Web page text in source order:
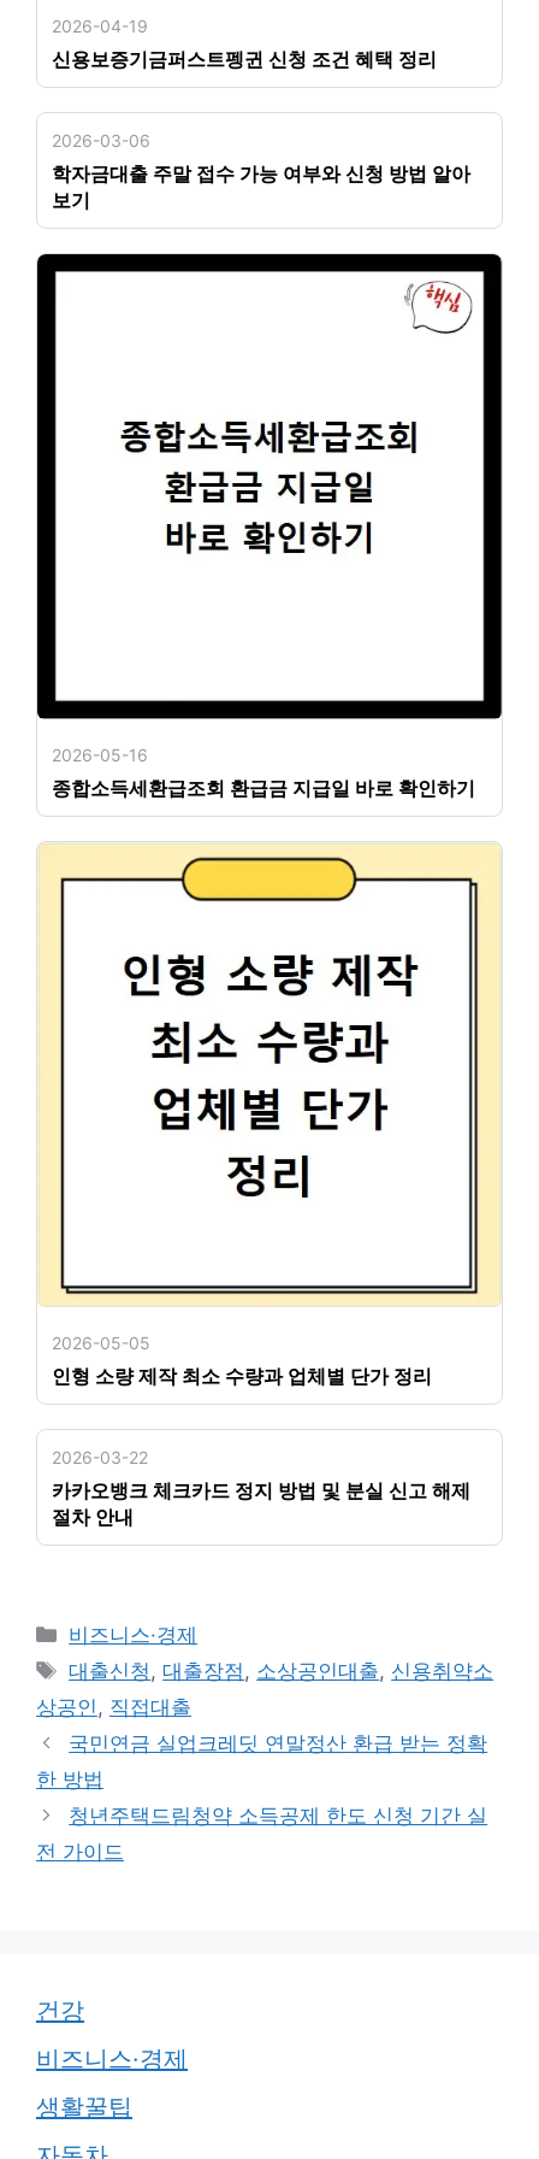
2026-04-19
신용보증기금퍼스트펭귄 신청 조건 혜택 정리
2026-03-06
학자금대출 주말 접수 가능 여부와 신청 방법 알아
보기
2026-05-16
종합소득세환급조회 환급금 지급일 바로 확인하기
2026-05-05
인형 소량 제작 최소 수량과 업체별 단가 정리
2026-03-22
카카오뱅크 체크카드 정지 방법 및 분실 신고 해제
절차 안내
카
테
리
비즈니스·경제
태
그
대출신청,대출장점, 소상공인대출, 신용취약소
상공인, 직접대출
국민연금 실업크레딧 연말정산 환급 받는 정확
한 방법
청년주택드림청약 소득공제 한도 신청 기간 실
전 가이드
건강
비즈니스·경제
생활꿀팁